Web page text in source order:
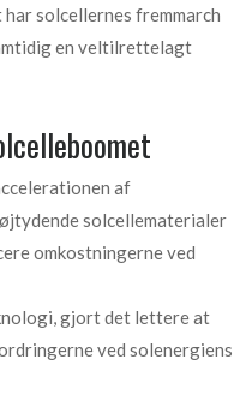
solcellernes fremmarch
en veltilrettelagt
af
solcellematerialer
omkostningerne ved
gjort det lettere at
ved solenergiens